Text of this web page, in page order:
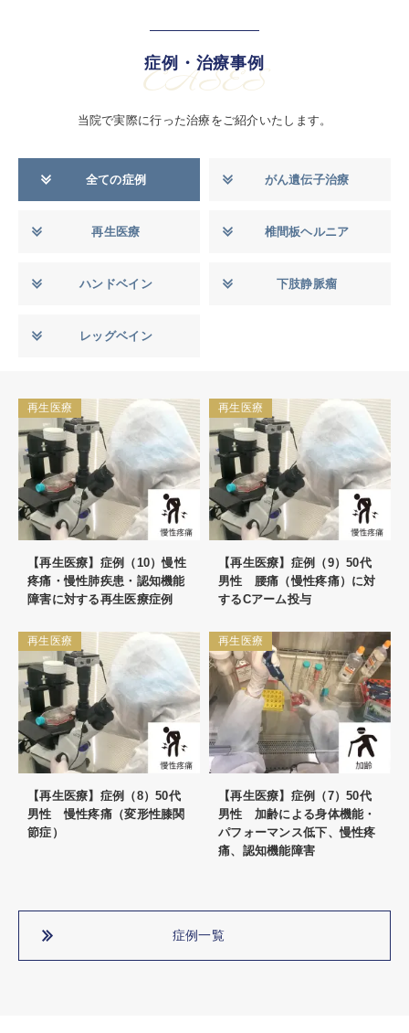
症例・治療事例
CASES
当院で実際に行った治療をご紹介いたします。
全ての症例 がん遺伝子治療
再生医療 椎間板ヘルニア
ハンドベイン 下肢静脈瘤
レッグベイン
再生医療
【再生医療】症例（10）慢性
疼痛・慢性肺疾患・認知機能
障害に対する再生医療症例
再生医療
【再生医療】症例（9）50代
男性 腰痛（慢性疼痛）に対
するCアーム投与
再生医療
【再生医療】症例（8）50代
男性 慢性疼痛（変形性膝関
節症）
再生医療
【再生医療】症例（7）50代
男性 加齢による身体機能・
パフォーマンス低下、慢性疼
痛、認知機能障害
症例一覧